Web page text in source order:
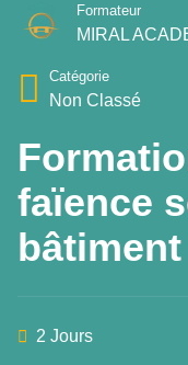
Formateur
MIRAL
Catégorie
Non Classé
faïence
bâtiment
2 Jours